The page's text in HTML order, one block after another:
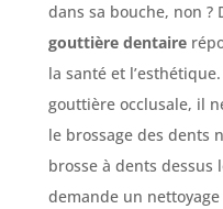
dans sa bouche, non ?
gouttière dentaire
la santé et
gouttière occlusale, il
le brossage des dents
brosse à dents dessus
demande un